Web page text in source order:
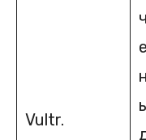
Vultr.
ч
е
н
ь